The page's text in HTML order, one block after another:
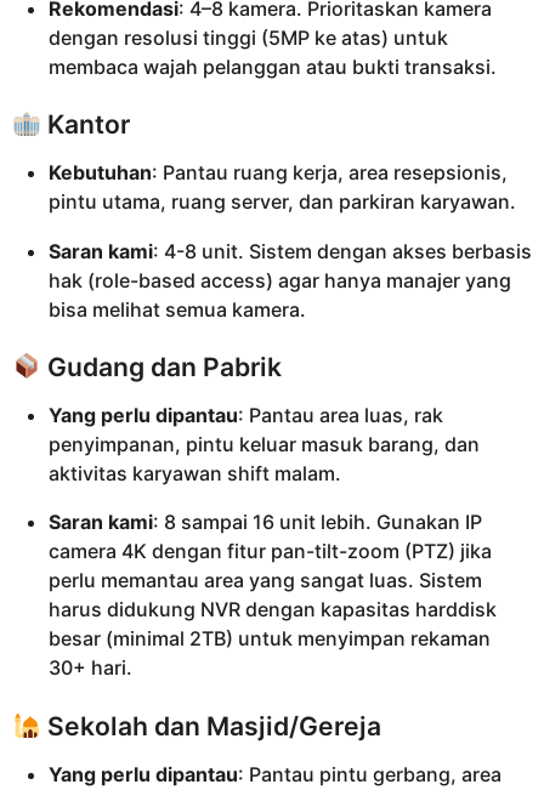
Rekomendasi: 4–8 kamera. Prioritaskan kamera
dengan resolusi tinggi (5MP ke atas) untuk
membaca wajah pelanggan atau bukti transaksi.
Kantor
Kebutuhan: Pantau ruang kerja, area resepsionis,
pintu utama, ruang server, dan parkiran karyawan.
Saran kami: 4-8 unit. Sistem dengan akses berbasis
hak (role-based access) agar hanya manajer yang
bisa melihat semua kamera.
Gudang dan Pabrik
Yang perlu dipantau: Pantau area luas, rak
penyimpanan, pintu keluar masuk barang, dan
aktivitas karyawan shift malam.
Saran kami: 8 sampai 16 unit lebih. Gunakan IP
camera 4K dengan fitur pan-tilt-zoom (PTZ) jika
perlu memantau area yang sangat luas. Sistem
harus didukung NVR dengan kapasitas harddisk
besar (minimal 2TB) untuk menyimpan rekaman
30+ hari.
Sekolah dan Masjid/Gereja
Yang perlu dipantau: Pantau pintu gerbang, area